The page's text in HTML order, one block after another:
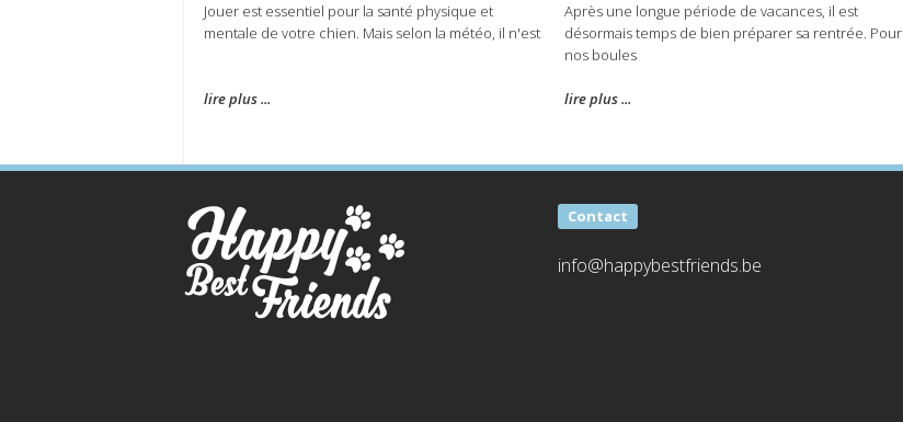
Jouer est essentiel pour la santé physique et
mentale de votre chien. Mais selon la météo, il n'est
lire plus ...
Après une longue période de vacances, il est
désormais temps de bien préparer sa rentrée. Pour
nos boules
lire plus ...
Contact
info@happybestfriends.be